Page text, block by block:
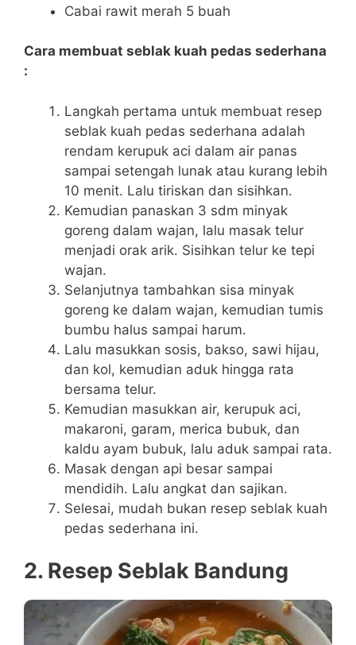
Cabai rawit merah 5 buah
Cara membuat seblak kuah pedas sederhana
:
Langkah pertama untuk membuat resep
seblak kuah pedas sederhana adalah
rendam kerupuk aci dalam air panas
sampai setengah lunak atau kurang lebih
10 menit. Lalu tiriskan dan sisihkan.
Kemudian panaskan 3 sdm minyak
goreng dalam wajan, lalu masak telur
menjadi orak arik. Sisihkan telur ke tepi
wajan.
Selanjutnya tambahkan sisa minyak
goreng ke dalam wajan, kemudian tumis
bumbu halus sampai harum.
Lalu masukkan sosis, bakso, sawi hijau,
dan kol, kemudian aduk hingga rata
bersama telur.
Kemudian masukkan air, kerupuk aci,
makaroni, garam, merica bubuk, dan
kaldu ayam bubuk, lalu aduk sampai rata.
Masak dengan api besar sampai
mendidih. Lalu angkat dan sajikan.
Selesai, mudah bukan resep seblak kuah
pedas sederhana ini.
2. Resep Seblak Bandung